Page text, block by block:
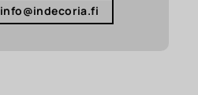
info@indecoria.fi